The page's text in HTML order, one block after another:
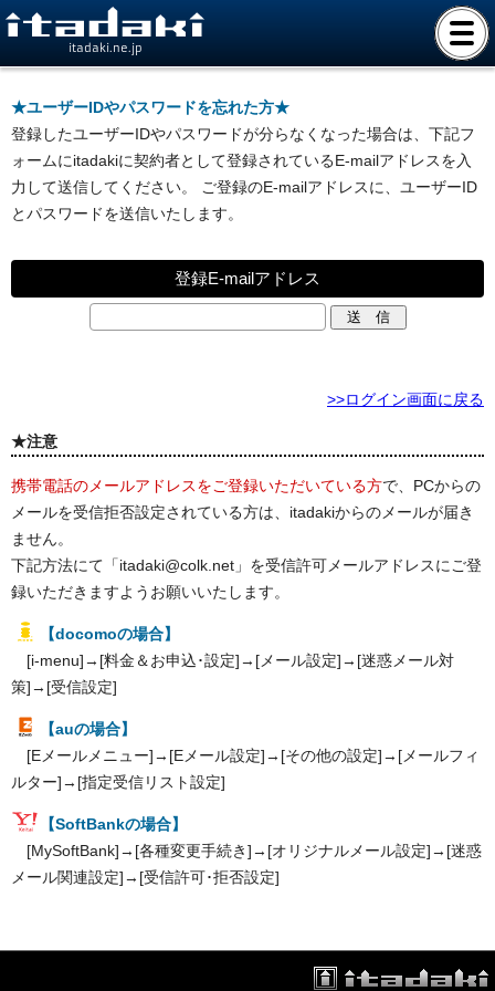
itadaki.ne.jp
★ユーザーIDやパスワードを忘れた方★
登録したユーザーIDやパスワードが分らなくなった場合は、下記フ
ォームにitadakiに契約者として登録されているE-mailアドレスを入
力して送信してください。 ご登録のE-mailアドレスに、ユーザーID
とパスワードを送信いたします。
登録E-mailアドレス
>>ログイン画面に戻る
★注意
携帯電話のメールアドレスをご登録いただいている方で、PCからの
メールを受信拒否設定されている方は、itadakiからのメールが届き
ません。
下記方法にて「itadaki@colk.net」を受信許可メールアドレスにご登
録いただきますようお願いいたします。
【docomoの場合】
[i-menu]→[料金＆お申込･設定]→[メール設定]→[迷惑メール対
策]→[受信設定]
【auの場合】
[Eメールメニュー]→[Eメール設定]→[その他の設定]→[メールフィ
ルター]→[指定受信リスト設定]
【SoftBankの場合】
[MySoftBank]→[各種変更手続き]→[オリジナルメール設定]→[迷惑
メール関連設定]→[受信許可･拒否設定]